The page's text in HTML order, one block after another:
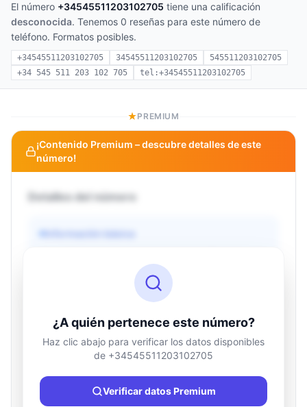
El número +34545511203102705 tiene una calificación
desconocida. Tenemos 0 reseñas para este número de
teléfono. Formatos posibles.
+34545511203102705 34545511203102705
545511203102705
+34 545 511 203 102 705
tel:+34545511203102705
PREMIUM
¡Contenido Premium – descubre detalles de este
número!
Detalles del número
Información básica
Información de ubicación
País
Desconocido
Ciudad
Desconocido
¿A quién pertenece este número?
Haz clic abajo para verificar los datos disponibles
de +34545511203102705
Verificar datos Premium